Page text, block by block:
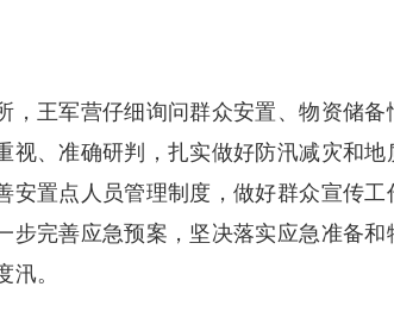
，王军营仔细询问群众安置、物资储
视、准确研判，扎实做好防汛减灾和
安置点人员管理制度，做好群众宣传
步完善应急预案，坚决落实应急准备和
汛。